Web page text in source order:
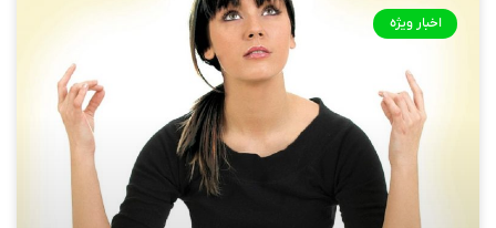
اخبار ویژه